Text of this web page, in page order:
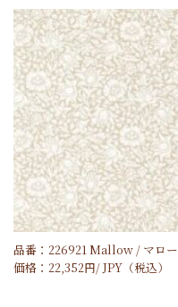
品番：226921 Mallow / マロー
価格： 22,352円/JPY （税込）